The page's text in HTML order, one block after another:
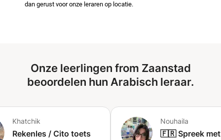
dan gerust voor onze leraren op locatie.
Onze leerlingen from Zaanstad
beoordelen hun Arabisch leraar.
Khatchik
Rekenles / Cito toets
Nouhaila
🇫🇷 Spreek met